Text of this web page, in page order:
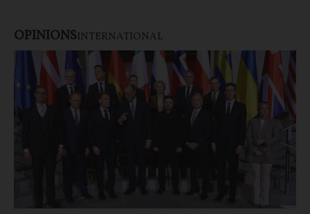
OPINIONSINTERNATIONAL